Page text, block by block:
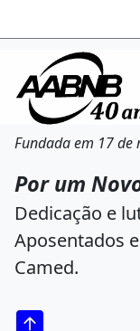
Fundada em 17 de
Por um
Dedicação e
Aposentados
Camed.